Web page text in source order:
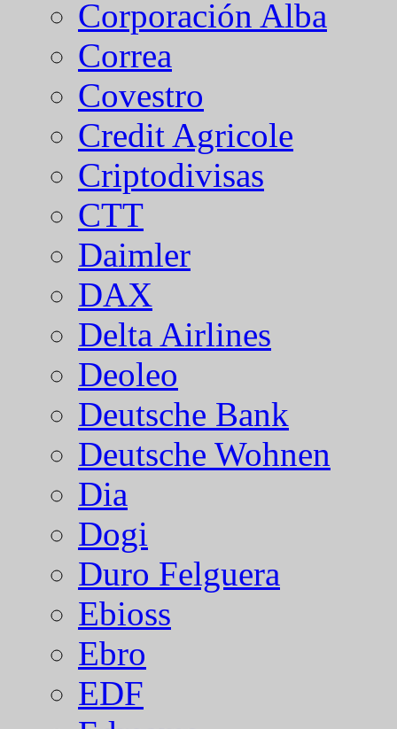
Corporación Alba
Correa
Covestro
Credit Agricole
Criptodivisas
CTT
Daimler
DAX
Delta Airlines
Deoleo
Deutsche Bank
Deutsche Wohnen
Dia
Dogi
Duro Felguera
Ebioss
Ebro
EDF